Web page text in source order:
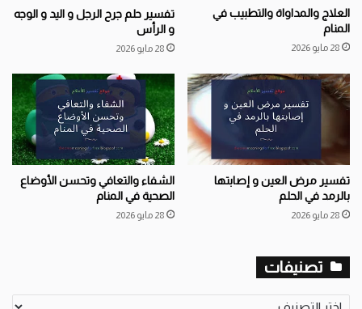
العلاج والمداواة والتطبيب في
المنام
28 مايو 2026
تفسير حلم جرح الرجل و اليد و الوجه
و الرأس
28 مايو 2026
تفسير مرض العين و إصابتها
بالرمد في الحلم
28 مايو 2026
الشفاء والتعافي وتحسن الأوضاع
الصحية في المنام
28 مايو 2026
تصنيفات
تصنيفات